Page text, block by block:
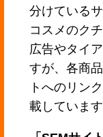
分けている
コスメのク
広告やタイ
すが、各商
トへのリン
載しています